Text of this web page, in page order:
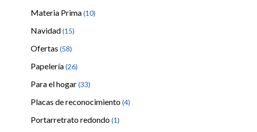
Materia Prima(10)
Navidad(15)
Ofertas (58)
Papelería(26)
Para el hogar(33)
Placas de reconocimiento(4)
Portarretrato redondo(1)